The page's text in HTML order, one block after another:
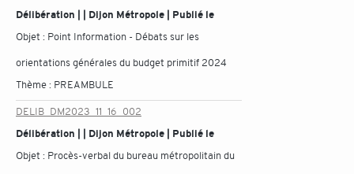
Délibération | | Dijon Métropole | Publié le
Objet : Point Information - Débats sur les
orientations générales du budget primitif 2024
Thème : PREAMBULE
DELIB_DM2023_11_16_002
Délibération | | Dijon Métropole | Publié le
Objet : Procès-verbal du bureau métropolitain du